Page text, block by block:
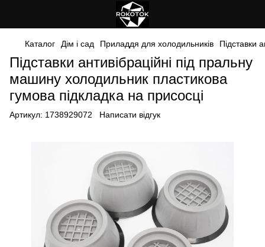
Каталог Дім і сад Приладдя для холодильників Підставки
Підставки антивібраційні під пральну
машину холодильник пластикова
гумова підкладка на присосці
Артикул: 1738929072 Написати відгук